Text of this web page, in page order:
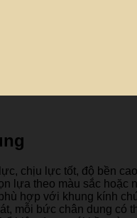
chịu lực tốt, độ bền
lựa theo màu sắc hoặc
hợp với khung kính
mỗi bức chân dung có